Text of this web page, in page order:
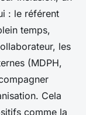
: le référent
temps,
les
(MDPH,
Cela
comme la